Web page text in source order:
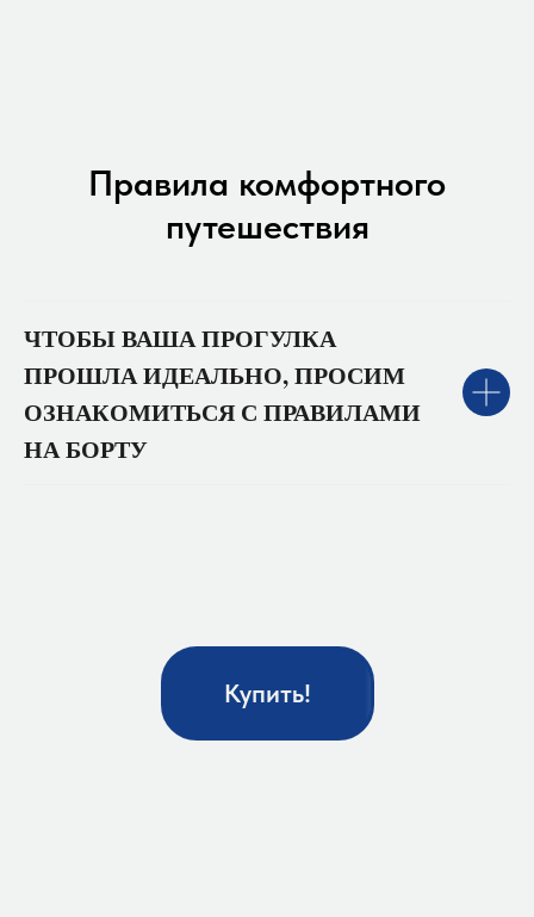
Правила комфортного
путешествия
ЧТОБЫ ВАША ПРОГУЛКА
ПРОШЛА ИДЕАЛЬНО, ПРОСИМ
ОЗНАКОМИТЬСЯ С ПРАВИЛАМИ
НА БОРТУ
Купить!